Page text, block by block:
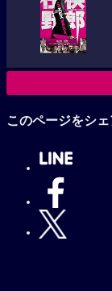
このページをシ